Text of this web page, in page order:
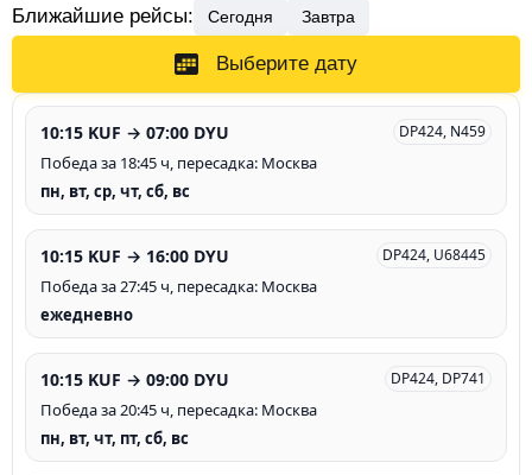
Ближайшие рейсы: Сегодня Завтра
Выберите дату
10:15 KUF → 07:00 DYU DP424, N459
Победа за 18:45 ч, пересадка: Москва
пн, вт, ср, чт, сб, вс
10:15 KUF → 16:00 DYU DP424, U68445
Победа за 27:45 ч, пересадка: Москва
ежедневно
10:15 KUF → 09:00 DYU DP424, DP741
Победа за 20:45 ч, пересадка: Москва
пн, вт, чт, пт, сб, вс